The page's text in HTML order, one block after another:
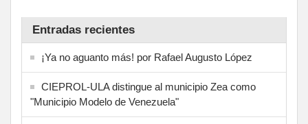
Entradas recientes
¡Ya no aguanto más! por Rafael Augusto López
CIEPROL-ULA distingue al municipio Zea como
"Municipio Modelo de Venezuela"